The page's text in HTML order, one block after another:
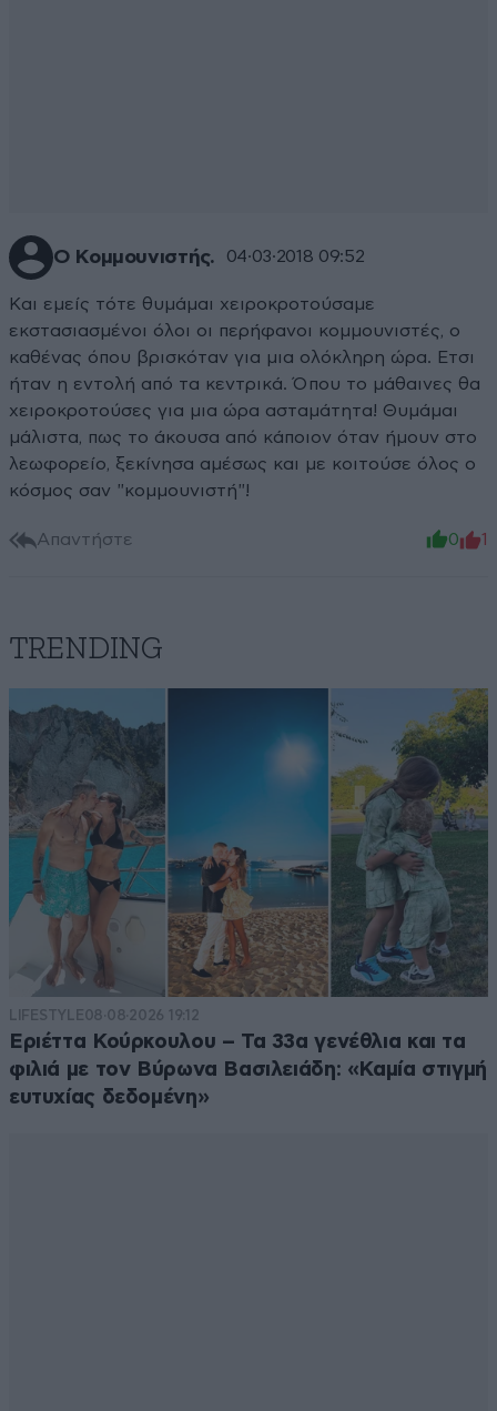
Ο Κομμουνιστής. 04·03·2018 09:52
Και εμείς τότε θυμάμαι χειροκροτούσαμε
εκστασιασμένοι όλοι οι περήφανοι κομμουνιστές, ο
καθένας όπου βρισκόταν για μια ολόκληρη ώρα. Ετσι
ήταν η εντολή από τα κεντρικά. Όπου το μάθαινες θα
χειροκροτούσες για μια ώρα ασταμάτητα! Θυμάμαι
μάλιστα, πως το άκουσα από κάποιον όταν ήμουν στο
λεωφορείο, ξεκίνησα αμέσως και με κοιτούσε όλος ο
κόσμος σαν "κομμουνιστή"!
Απαντήστε 0 1
TRENDING
LIFESTYLE08·08·2026 19:12
Εριέττα Κούρκουλου – Τα 33α γενέθλια και τα
φιλιά με τον Βύρωνα Βασιλειάδη: «Καμία στιγμή
ευτυχίας δεδομένη»